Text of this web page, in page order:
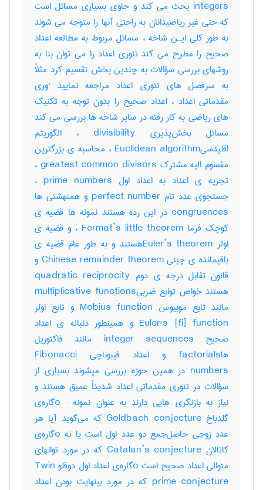
integers بحث می کند و حاوی بسیاری مسائل است
که حتی غیر ریاضیدانان به راحتی آنها را متوجه می شوند
به طور کلی ایـن شاخه ، مسائل مربوط به مطالعه اعداد
صحیح را مطرح می کند تئوری اعداد را می توان بنا به
روشهای بررسی سؤالات به چندین بخش تقسیم کرد مثلاً
به سرفصل های تئوری اعداد مراجعه نمایید ·وری
مقدماتی اعداد ، اعداد صحیح را بدون توجه به تکنیک
های ریاضی به کار رفته در سایر شاخه ها بررسی می کند
مسائل بخش‌پذیری divisibility ، الگوریتم
اقلیدسیEuclidean algorithm ، محاسبه ی بزرگترین
مقسوم الیه مشترک greatest common divisors ،
تجزیه ی اعداد به اعداد اول prime numbers ،
جستجوی عدد تام perfect number و همنهشتی ها
congruences در این رده هستند نمونه ها قضیه ی
کوچک فرما Fermat’s little theorem ، و قضیه ی
اولر Euler’s theoremهستند و به طور عام قضیه ی
باقیمانده ی چینی Chinese remainder theorem و
قانون تقابل درجه ی دوم quadratic reciprocity
هستند خواص توابع ضربیmultiplicative functions
مانند تابع موبیوس Mobius function و تابع اولر
Euler's [fi] function و همینطور دنباله ی اعداد
صحیح integer sequences مانند فاکتوریل
هاfactorials و اعداد فیبوناچی Fibonacci
numbers در همین حوزه بررسی میشوند بسیاری از
سؤالات در تئوری مقدماتی اعداد شدیداً عمیق هستند و
نیاز به بازنگری هایی دارند به عنوان نمونه : oگاره‌ی
گلدباخ Goldbach conjecture که می‌گوید آیا هر
عدد زوجی حاصل‌جمع دو عدد اول است یا نه oگاره‌ی
کاتالان Catalan’s conjecture که در مورد توانهای
متوالی اعداد صحیح است oگاره‌ی اعداد اول دوقلو Twin
prime conjecture که در مورد بینهایت بودن اعداد